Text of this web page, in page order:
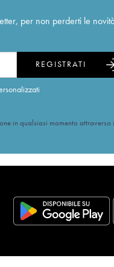
per non perderti le
REGISTRATI
in qualsiasi momento